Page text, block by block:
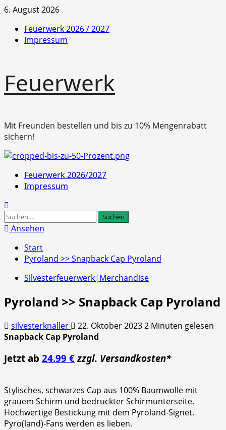
Zum
springen
6. August 2026
Feuerwerk 2026 / 2027
Impressum
Feuerwerk
Mit Freunden bestellen und bis zu 10% Mengenrabatt
sichern!
Primäres
Menü
Feuerwerk 2026/2027
Impressum
Suchen
nach:
Ansehen
Start
Pyroland >> Snapback Cap Pyroland
Silvesterfeuerwerk|Merchandise
Pyroland >> Snapback Cap Pyroland
silvesterknaller 22. Oktober 20232 Minuten gelesen
Snapback Cap Pyroland
Jetzt ab 24.99 € zzgl. Versandkosten*
Stylisches, schwarzes Cap aus 100% Baumwolle mit
grauem Schirm und bedruckter Schirmunterseite.
Hochwertige Bestickung mit dem Pyroland-Signet.
Pyro(land)-Fans werden es lieben.